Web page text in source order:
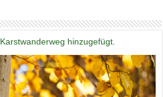
Karstwanderweg hinzugefügt.